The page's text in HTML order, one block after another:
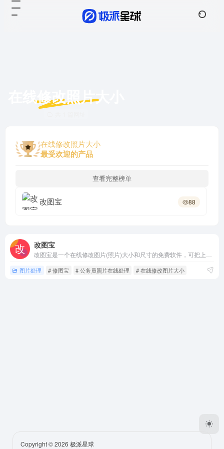
在线修改照片大小
在线修改照片大小
最受欢迎的产品
查看完整榜单
改图宝 88
改图宝
图片处理 # 修图宝 # 公务员照片在线处理 # 在线修改图片大小
Copyright © 2026 极派星球